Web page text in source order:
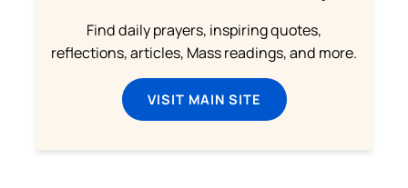
Find daily prayers, inspiring quotes,
reflections, articles, Mass readings, and more.
VISIT MAIN SITE